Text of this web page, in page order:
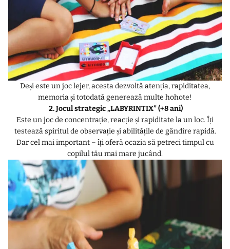
Deși este un joc lejer, acesta dezvoltă atenția, rapiditatea,
memoria și totodată generează multe hohote!
2. Jocul strategic „LABYRINTIX” (+8 ani)
Este un joc de concentrație, reacție și rapiditate la un loc. Îți
testează spiritul de observație și abilitățile de gândire rapidă.
Dar cel mai important – îți oferă ocazia să petreci timpul cu
copilul tău mai mare jucând.